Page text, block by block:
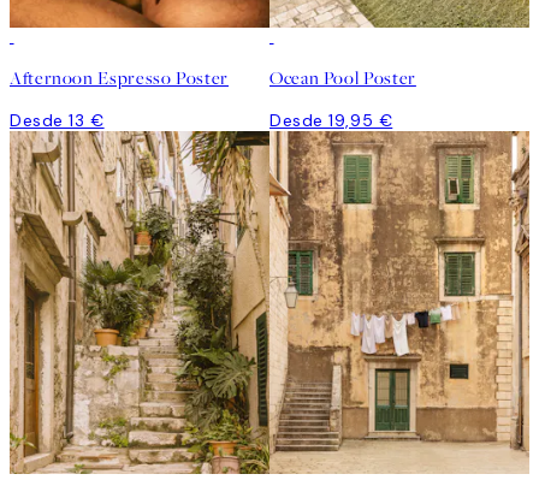
Afternoon Espresso Poster
Desde 13 €
Ocean Pool Poster
Desde 19,95 €